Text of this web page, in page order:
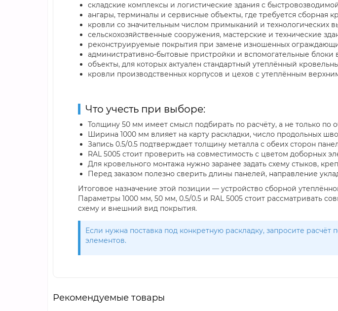
складские комплексы и логистические здания с
ангары, терминалы и сервисные объекты, где требуется сборная
кровли со значительным числом примыканий и технологических
сельскохозяйственные сооружения, мастерские и технические
реконструируемые покрытия при замене изношенных
административно-бытовые пристройки и вспомогательные
объекты, для которых актуален стандартный утеплённый
кровли производственных корпусов и цехов с утеплённым
Что учесть при выборе:
Толщину 50 мм имеет смысл подбирать по расчёту, а не только по
Ширина 1000 мм влияет на карту раскладки, число продольных
Запись 0.5/0.5 подтверждает толщину металла с обеих сторон
RAL 5005 стоит проверить на совместимость с цветом доборных
Для кровельного монтажа нужно заранее задать схему стыков,
Перед заказом полезно сверить длины панелей, направление
Итоговое назначение этой позиции — устройство сборной
Параметры 1000 мм, 50 мм, 0.5/0.5 и RAL 5005 стоит рассматривать
схему и внешний вид покрытия.
Если нужна поставка под конкретную раскладку, запросите
элементов.
Рекомендуемые товары